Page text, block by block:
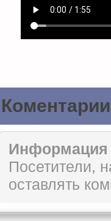
Коментарии
Информация
Посетители,
оставлять